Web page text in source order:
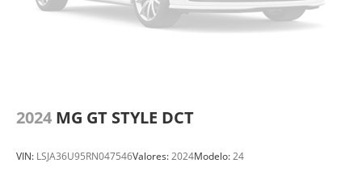
2024 MG GT STYLE DCT
VIN: LSJA36U95RN047546Valores:2024Modelo:24